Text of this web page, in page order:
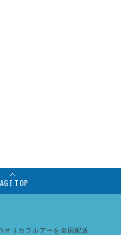
TOP
オリカラルアーを全国配送